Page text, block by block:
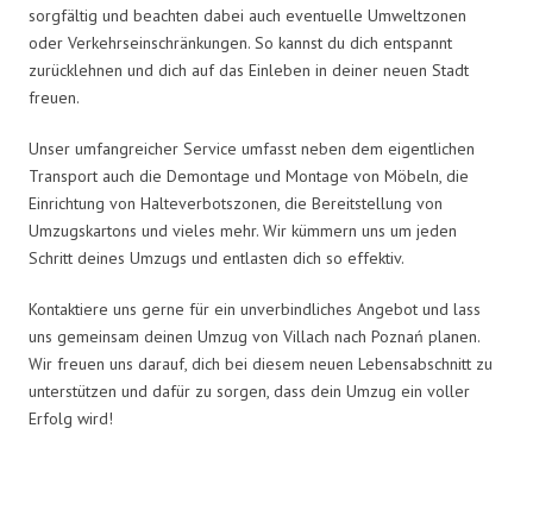
sorgfältig und beachten dabei auch eventuelle Umweltzonen
oder Verkehrseinschränkungen. So kannst du dich entspannt
zurücklehnen und dich auf das Einleben in deiner neuen Stadt
freuen.
Unser umfangreicher Service umfasst neben dem eigentlichen
Transport auch die Demontage und Montage von Möbeln, die
Einrichtung von Halteverbotszonen, die Bereitstellung von
Umzugskartons und vieles mehr. Wir kümmern uns um jeden
Schritt deines Umzugs und entlasten dich so effektiv.
Kontaktiere uns gerne für ein unverbindliches Angebot und lass
uns gemeinsam deinen Umzug von Villach nach Poznań planen.
Wir freuen uns darauf, dich bei diesem neuen Lebensabschnitt zu
unterstützen und dafür zu sorgen, dass dein Umzug ein voller
Erfolg wird!